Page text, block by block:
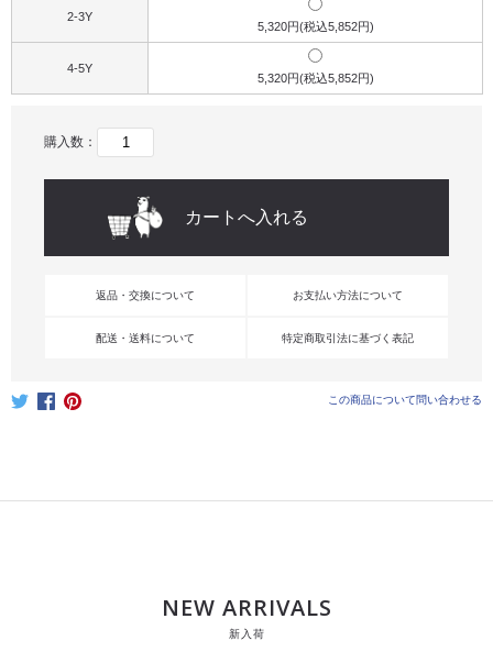
2-3Y
5,320円(税込5,852円)
4-5Y
5,320円(税込5,852円)
購入数：
返品・交換について お支払い方法について
配送・送料について 特定商取引法に基づく表記
この商品について問い合わせる
NEW ARRIVALS
新入荷